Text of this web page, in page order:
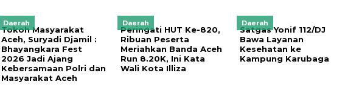
Daerah
Tokoh Masyarakat
Aceh, Suryadi Djamil :
Bhayangkara Fest
2026 Jadi Ajang
Kebersamaan Polri dan
Masyarakat Aceh
Daerah
Peringati HUT Ke-820,
Ribuan Peserta
Meriahkan Banda Aceh
Run 8.20K, Ini Kata
Wali Kota Illiza
Daerah
Satgas Yonif 112/DJ
Bawa Layanan
Kesehatan ke
Kampung Karubaga